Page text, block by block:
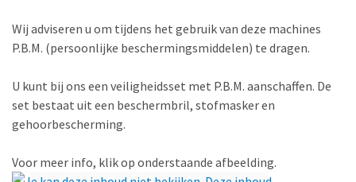
Wij adviseren u om tijdens het gebruik van deze machines
P.B.M. (persoonlijke beschermingsmiddelen) te dragen.
U kunt bij ons een veiligheidsset met P.B.M. aanschaffen. De
set bestaat uit een beschermbril, stofmasker en
gehoorbescherming.
Voor meer info, klik op onderstaande afbeelding.